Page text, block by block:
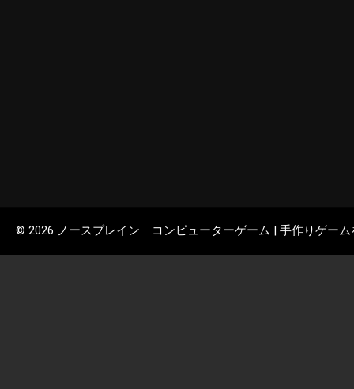
© 2026 ノースブレイン コンピューターゲーム | 手作りゲーム